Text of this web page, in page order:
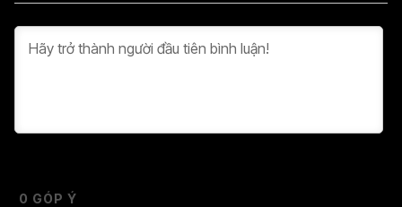
0 GÓP Ý